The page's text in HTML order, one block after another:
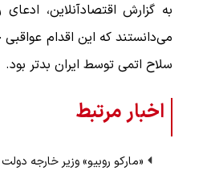
به گزارش اقتصادآنلاین،
می‌دانستند که این اقدام
سلاح اتمی توسط ایران بدتر بود.
اخبار مرتبط
«مارکو روبیو» وزیر خارجه